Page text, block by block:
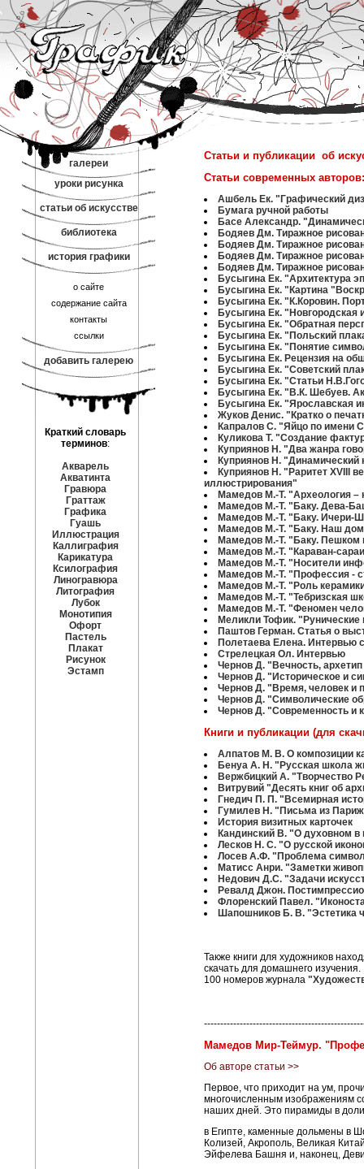
галереи
уроки рисунка
статьи об искусстве
библиотека
история графики
о сайте
содержание сайта
контакты
ссылки
добавить галерею
Краткий словарь
терминов:
Акварель
Акватинта
Гравюра
Граттаж
Графика
Гуашь
Иллюстрация
Каллиграфия
Карикатура
Ксилография
Линогравюра
Литография
Лубок
Монотипия
Офорт
Пастель
Плакат
Рисунок
Эстамп
Статьи и публикации об
Статьи современных авторов:
Ашбель Ек. "Графический
Бумага ручной работы
Басе Александр.
Бодяев Дм. Тиражное
Бодяев Дм. Тиражное
Бодяев Дм. Тиражное
Бодяев Дм. Тиражное
Бусыгина Ек. "Архитектура
Бусыгина Ек. "Картина
Бусыгина Ек. "К.Коровин.
Бусыгина Ек. "Новгородская
Бусыгина Ек. "Обратная
Бусыгина Ек. "Польский
Бусыгина Ек. "Понятие
Бусыгина Ек. Рецензия на
Бусыгина Ек. "Советский
Бусыгина Ек. "Статьи
Бусыгина Ек. "В.К. Шебуев.
Бусыгина Ек. "Ярославская
Жуков Денис. "Кратко о
Капралов С. "Яйцо по имени
Куликова Т. "Создание
Куприянов Н. "Два жанра
Куприянов Н. "Динамический
Куприянов Н. "Раритет XVIII
иллюстрирования"
Мамедов М.-Т. "Археология
Мамедов М.-Т. "Баку. Дева-
Мамедов М.-Т. "Баку. Ичери-
Мамедов М.-Т. "Баку. Наш
Мамедов М.-Т. "Баку. Пешком
Мамедов М.-Т. "Караван-
Мамедов М.-Т. "Носители
Мамедов М.-Т. "Профессия -
Мамедов М.-Т. "Роль
Мамедов М.-Т. "Тебризская
Мамедов М.-Т. "Феномен
Меликли Тофик. "Рунические
Паштов Герман. Статья о
Полетаева Елена. Интервью
Стрелецкая Ол. Интервью
Чернов Д. "Вечность,
Чернов Д. "Историческое и
Чернов Д. "Время, человек и
Чернов Д. "Символические
Чернов Д. "Современность и
Книги и публикации (для
Алпатов М. В. О композиции
Бенуа А. Н. "Русская школа
Вержбицкий А. "Творчество
Витрувий "Десять книг об
Гнедич П. П. "Всемирная
Гумилев Н. "Письма из
История визитных карточек
Кандинский В. "О духовном в
Лесков Н. С. "О русской
Лосев А.Ф. "Проблема
Матисс Анри. "Заметки
Недович Д.С. "Задачи
Ревалд Джон.
Флоренский Павел.
Шапошников Б. В. "Эстетика
Также книги для художников
скачать для домашнего изучения.
100 номеров журнала
Мамедов Мир-Теймур.
Об авторе статьи >>
Первое, что приходит на ум,
многочисленным изображениям
наших дней. Это пирамиды в
в Египте, каменные дольмены в
Колизей, Акрополь, Великая
Эйфелева Башня и, наконец,